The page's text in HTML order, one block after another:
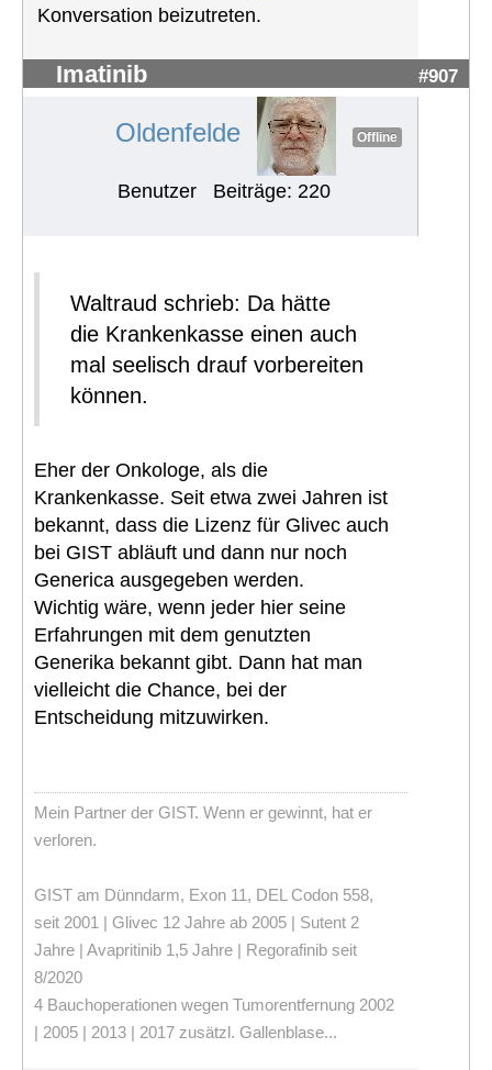
Konversation beizutreten.
Imatinib #907
Oldenfelde Offline
Benutzer Beiträge: 220
Waltraud schrieb: Da hätte
die Krankenkasse einen auch
mal seelisch drauf vorbereiten
können.
Eher der Onkologe, als die
Krankenkasse. Seit etwa zwei Jahren ist
bekannt, dass die Lizenz für Glivec auch
bei GIST abläuft und dann nur noch
Generica ausgegeben werden.
Wichtig wäre, wenn jeder hier seine
Erfahrungen mit dem genutzten
Generika bekannt gibt. Dann hat man
vielleicht die Chance, bei der
Entscheidung mitzuwirken.
Mein Partner der GIST. Wenn er gewinnt, hat er
verloren.
GIST am Dünndarm, Exon 11, DEL Codon 558,
seit 2001 | Glivec 12 Jahre ab 2005 | Sutent 2
Jahre | Avapritinib 1,5 Jahre | Regorafinib seit
8/2020
4 Bauchoperationen wegen Tumorentfernung 2002
| 2005 | 2013 | 2017 zusätzl. Gallenblase...